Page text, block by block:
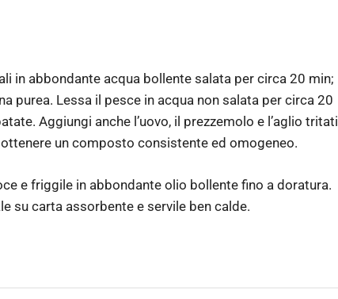
in abbondante acqua bollente salata per circa 20 min;
purea. Lessa il pesce in acqua non salata per circa 20
Aggiungi anche l’uovo, il prezzemolo e l’aglio tritati
un composto consistente ed omogeneo.
e friggile in abbondante olio bollente fino a doratura.
su carta assorbente e servile ben calde.